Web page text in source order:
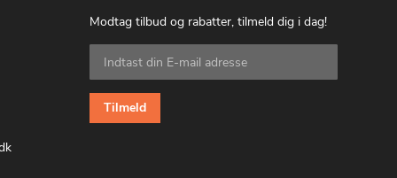
Modtag tilbud og rabatter, tilmeld dig i dag!
Tilmeld
dig
vores
nyhedsbrev:
Tilmeld